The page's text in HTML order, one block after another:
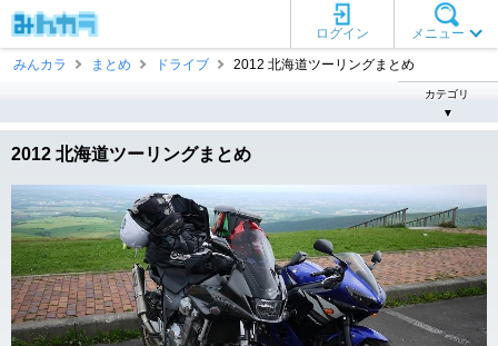
メニュー
ログイン
みんカラ
まとめ ドライブ 2012 北海道ツーリングまとめ
カテゴリ
▼
2012 北海道ツーリングまとめ